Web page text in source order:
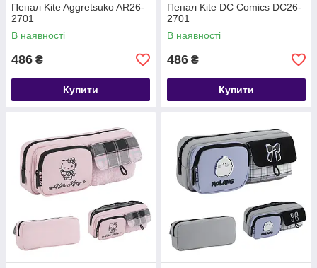
Пенал Kite Aggretsuko AR26-
2701
В наявності
486 ₴
Купити
Пенал Kite DC Comics DC26-
2701
В наявності
486 ₴
Купити